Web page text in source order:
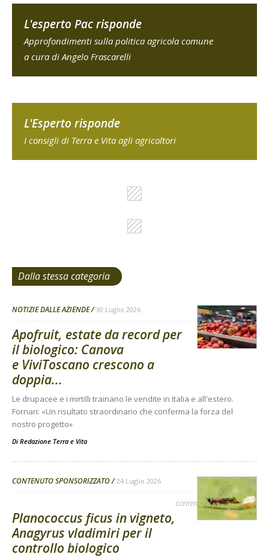
L'esperto Pac risponde
Approfondimenti sulla politica agricola comune
a cura di Angelo Frascarelli
L'Esperto risponde
I consigli di Terra e Vita agli agricoltori
Dalla stessa categoria
NOTIZIE DALLE AZIENDE 30 Luglio 2026
Apofruit, estate da record per
il biologico: Canova
e ViviToscano crescono a
doppia...
Le drupacee e i mirtilli trainano le vendite in Italia e all'estero.
Fornari: «Un risultato straordinario che conferma la forza del
nostro progetto»
Di Redazione Terra e Vita
CONTENUTO SPONSORIZZATO 24 Luglio 2026
contenuto sponsorizzato
Planococcus ficus in vigneto,
Anagyrus vladimiri per il
controllo biologico